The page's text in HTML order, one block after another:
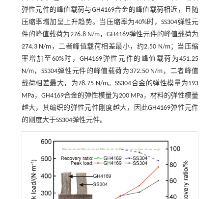
弹性元件的峰值载荷与GH4169合金的峰值载荷相近，且随
压缩率增加呈上升趋势。当压缩率为40%时，SS304弹性元
件的峰值载荷为276.8 N/m，GH4169弹性元件的峰值载荷为
274.3 N/m，二者峰值载荷相差最小，约2.50 N/m；当压缩
率增加至60%时，GH4169弹性元件的峰值载荷为451.25
N/m，SS304弹性元件的峰值载荷为372.50 N/m，二者峰值
载荷相差最大，为78.75 N/m。SS304合金的弹性模量为193
MPa，GH4169合金的弹性模量为200 MPa，材料的弹性模量
越大，其编织的弹性元件刚度越大，因此GH4169弹性元件
的刚度大于SS304弹性元件。